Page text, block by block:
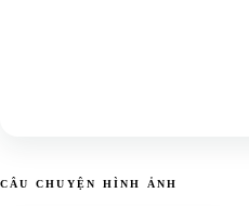
CÂU CHUYỆN HÌNH ẢNH